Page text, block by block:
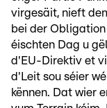
virgesäit, nieft
bei der
éischten Dag u
d'EU-Direktiv et
d'Leit sou séier
kënnen. Dat wier